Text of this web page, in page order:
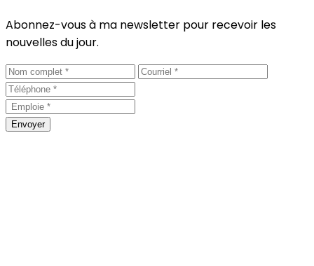
Abonnez-vous à ma newsletter pour recevoir les
nouvelles du jour.
Envoyer